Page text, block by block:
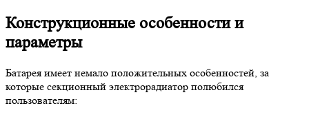
Конструкционные особенности и
параметры
Батарея имеет немало положительных особенностей, за
которые секционный электрорадиатор полюбился
пользователям: